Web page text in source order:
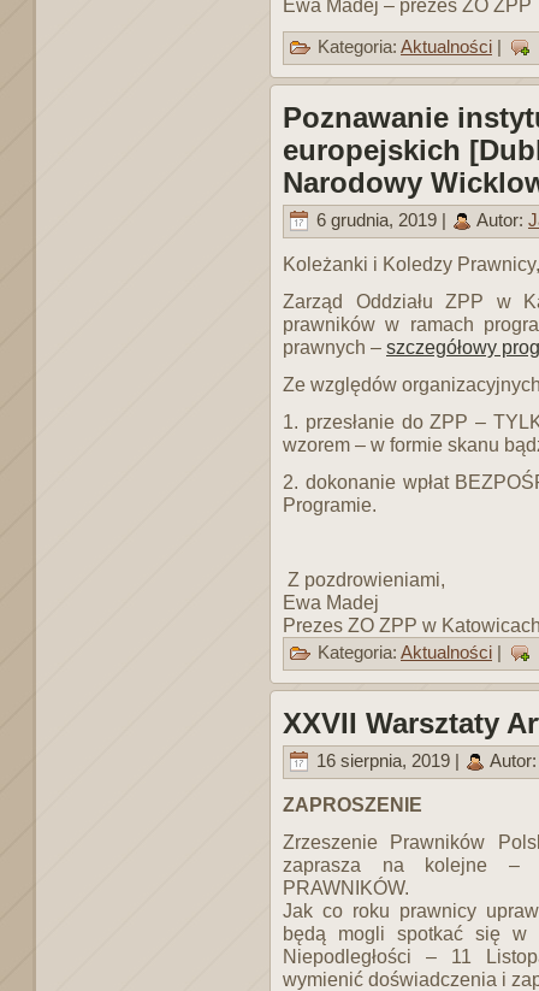
Ewa Madej – prezes ZO ZPP
Kategoria: Aktualności
Poznawanie
europejskich
Narodowy
6 grudnia, 2019 | Autor:
Koleżanki i Koledzy Prawnicy,
Zarząd Oddziału ZPP w
prawników w ramach
prawnych – szczegółowy
Ze względów
1. przesłanie do ZPP –
wzorem – w formie skanu
2. dokonanie wpłat
Programie.
Z pozdrowieniami,
Ewa Madej
Prezes ZO ZPP w
Kategoria: Aktualności
XXVII Warsztaty
16 sierpnia, 2019 |
ZAPROSZENIE
Zrzeszenie Prawników
zaprasza na kolejne –
PRAWNIKÓW.
Jak co roku prawnicy
będą mogli spotkać się w
Niepodległości – 11
wymienić doświadczenia i